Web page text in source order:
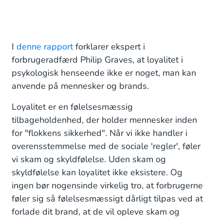
I denne rapportforklarer ekspert i
forbrugeradfærd Philip Graves, at loyalitet i
psykologisk henseende ikke er noget, man kan
anvende på mennesker og brands.
Loyalitet er en følelsesmæssig
tilbageholdenhed, der holder mennesker inden
for "flokkens sikkerhed". Når vi ikke handler i
overensstemmelse med de sociale 'regler', føler
vi skam og skyldfølelse. Uden skam og
skyldfølelse kan loyalitet ikke eksistere. Og
ingen bør nogensinde virkelig tro, at forbrugerne
føler sig så følelsesmæssigt dårligt tilpas ved at
forlade dit brand, at de vil opleve skam og